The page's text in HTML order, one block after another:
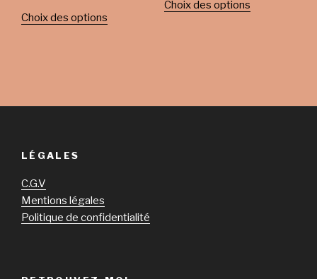
Choix des options
Choix des options
LÉGALES
C.G.V
Mentions légales
Politique de confidentialité